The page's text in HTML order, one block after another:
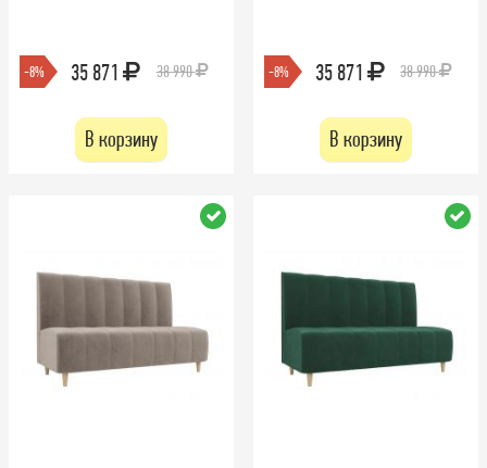
-8% 35 871 38 990
В корзину
-8% 35 871 38 990
В корзину